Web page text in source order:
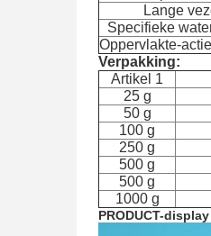
Lange
Specifieke
Oppervlakte-
Verpakking:
Artikel 1
25 g
50 g
100 g
250 g
500 g
500 g
1000 g
PRODUCT-display